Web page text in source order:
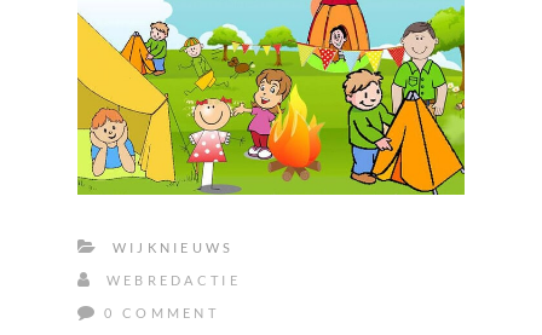
WIJKNIEUWS
WEBREDACTIE
0 COMMENT